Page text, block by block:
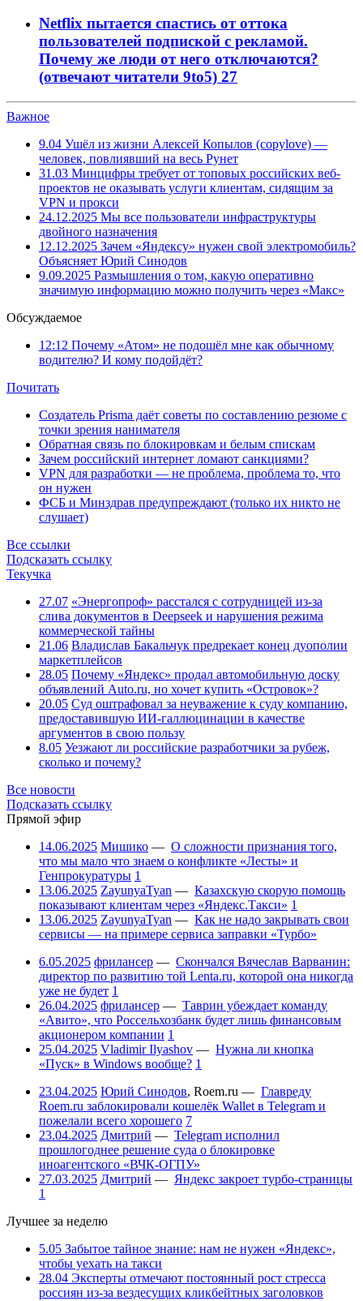
Netflix пытается спастись от оттока
пользователей подпиской с рекламой.
Почему же люди от него отключаются?
(отвечают читатели 9to5) 27
Важное
9.04 Ушёл из жизни Алексей Копылов (copylove) —
человек, повлиявший на весь Рунет
31.03 Минцифры требует от топовых российских веб-
проектов не оказывать услуги клиентам, сидящим за
VPN и прокси
24.12.2025 Мы все пользователи инфраструктуры
двойного назначения
12.12.2025 Зачем «Яндексу» нужен свой электромобиль?
Объясняет Юрий Синодов
9.09.2025 Размышления о том, какую оперативно
значимую информацию можно получить через «Макс»
Обсуждаемое
12:12 Почему «Атом» не подошёл мне как обычному
водителю? И кому подойдёт?
Почитать
Создатель Prisma даёт советы по составлению резюме с
точки зрения нанимателя
Обратная связь по блокировкам и белым спискам
Зачем российский интернет ломают санкциями?
VPN для разработки — не проблема, проблема то, что
он нужен
ФСБ и Минздрав предупреждают (только их никто не
слушает)
Все ссылки
Подсказать ссылку
Текучка
27.07 «Энергопроф» расстался с сотрудницей из-за
слива документов в Deepseek и нарушения режима
коммерческой тайны
21.06 Владислав Бакальчук предрекает конец дуополии
маркетплейсов
28.05 Почему «Яндекс» продал автомобильную доску
объявлений Auto.ru, но хочет купить «Островок»?
20.05 Суд оштрафовал за неуважение к суду компанию,
предоставившую ИИ-галлюцинации в качестве
аргументов в свою пользу
8.05 Уезжают ли российские разработчики за рубеж,
сколько и почему?
Все новости
Подсказать ссылку
Прямой эфир
14.06.2025 Мишико — О сложности признания того,
что мы мало что знаем о конфликте «Лесты» и
Генпрокуратуры 1
13.06.2025 ZayunyaTyan — Казахскую скорую помощь
показывают клиентам через «Яндекс.Такси» 1
13.06.2025 ZayunyaTyan — Как не надо закрывать свои
сервисы — на примере сервиса заправки «Турбо»
6.05.2025 фрилансер — Скончался Вячеслав Варванин:
директор по развитию той Lenta.ru, которой она никогда
уже не будет 1
26.04.2025 фрилансер — Таврин убеждает команду
«Авито», что Россельхозбанк будет лишь финансовым
акционером компании 1
25.04.2025 Vladimir Ilyashov — Нужна ли кнопка
«Пуск» в Windows вообще? 1
23.04.2025 Юрий Синодов, Roem.ru — Главреду
Roem.ru заблокировали кошелёк Wallet в Telegram и
пожелали всего хорошего 7
23.04.2025 Дмитрий — Telegram исполнил
прошлогоднее решение суда о блокировке
иноагентского «ВЧК-ОГПУ»
27.03.2025 Дмитрий — Яндекс закроет турбо-страницы
1
Лучшее за неделю
5.05 Забытое тайное знание: нам не нужен «Яндекс»,
чтобы уехать на такси
28.04 Эксперты отмечают постоянный рост стресса
россиян из-за вездесущих кликбейтных заголовков